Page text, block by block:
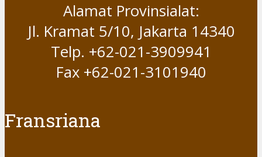
Alamat Provinsialat:
Jl. Kramat 5/10, Jakarta 14340
Telp. +62-021-3909941
Fax +62-021-3101940
Fransriana